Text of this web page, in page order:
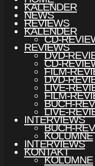
KALENDER
REVIEWS
CD-
DVD-
FILM-
LIVE-
BUCH-
INTERVIEWS
KOLUMNE
KONTAKT
NEWS
KALENDER
REVIEWS
CD-
DVD-
FILM-
LIVE-
BUCH-
INTERVIEWS
KOLUMNE